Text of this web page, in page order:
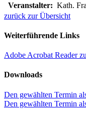
Veranstalter: Kath.
zurück zur Übersicht
Weiterführende Links
Adobe Acrobat Reader
Downloads
Den gewählten Termin
Den gewählten Termin